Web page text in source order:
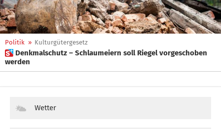
Politik » Kulturgütergesetz
 Denkmalschutz – Schlaumeiern soll Riegel vorgeschoben
werden
Wetter